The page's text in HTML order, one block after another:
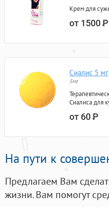
Крем для
от 1500Р
Сиалис 5 мг
5мг
Сиалиса для
от 60Р
На пути к
Предлагаем Вам
жизни. Вам помогут